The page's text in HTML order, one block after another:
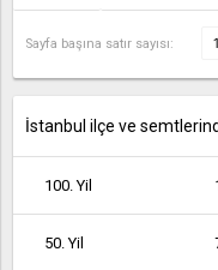
Sayfa başına satır sayısı:
İstanbul ilçe ve
100. Yil
50. Yil